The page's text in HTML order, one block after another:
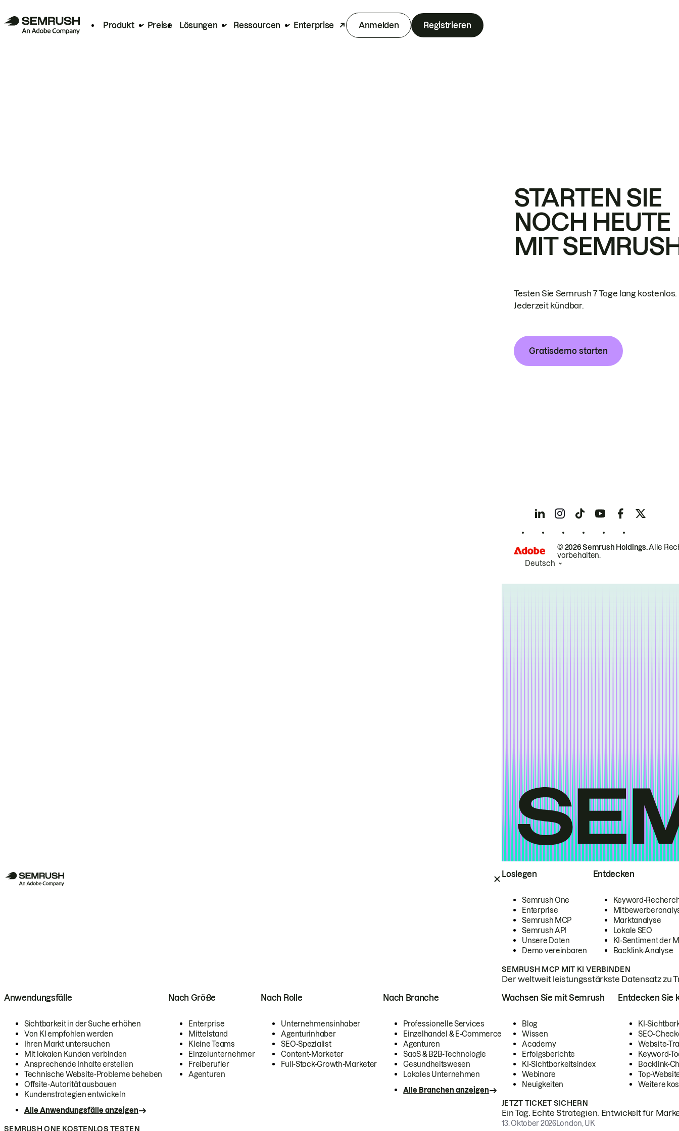
Produkt Preise Lösungen Ressourcen Enterprise Anmelden Registrieren
Loslegen
Semrush One
Enterprise
Semrush MCP
Semrush API
Unsere Daten
Demo vereinbaren
Entdecken
Keyword-
Marktanalyse
Lokale SEO
KI-Sentiment der
Backlink-Analyse
SEMRUSH MCP MIT KI VERBINDEN
Der weltweit leistungsstärkste Datensatz zu
Anwendungsfälle
Sichtbarkeit in der Suche erhöhen
Von KI empfohlen werden
Ihren Markt untersuchen
Mit lokalen Kunden verbinden
Ansprechende Inhalte erstellen
Technische Website-Probleme beheben
Offsite-Autorität ausbauen
Kundenstrategien entwickeln
Alle Anwendungsfälle anzeigen
Nach Größe
Enterprise
Mittelstand
Kleine Teams
Einzelunternehmer
Freiberufler
Agenturen
Nach Rolle
Unternehmensinhaber
Agenturinhaber
SEO-Spezialist
Content-Marketer
Full-Stack-Growth-Marketer
Nach Branche
Professionelle Services
Einzelhandel & E-Commerce
Agenturen
SaaS & B2B-Technologie
Gesundheitswesen
Lokales Unternehmen
Alle Branchen anzeigen
SEMRUSH ONE KOSTENLOS TESTEN
Wachsen Sie mit Semrush
Blog
Wissen
Academy
Erfolgsberichte
KI-Sichtbarkeitsindex
Webinare
Neuigkeiten
Entdecken Sie
KI-
SEO-
Website-
Keyword-
Backlink-
Top-
Weitere
JETZT TICKET SICHERN
Ein Tag. Echte Strategien. Entwickelt für
13. Oktober 2026London, UK
STARTEN SIE
NOCH HEUTE
MIT
Testen Sie Semrush 7 Tage lang kostenlos.
Jederzeit kündbar.
Gratisdemo starten
© 2026 Semrush Holdings.Alle
vorbehalten.
Deutsch